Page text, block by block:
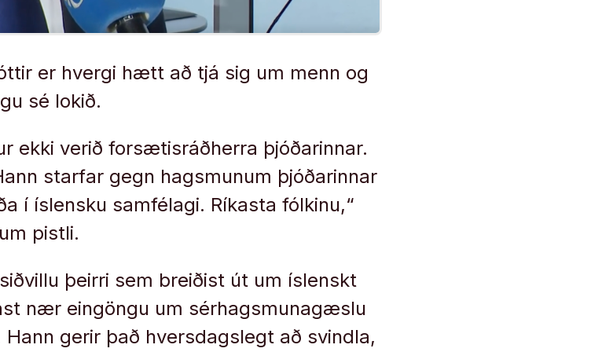
er hvergi hætt að tjá sig um menn og
sé lokið.
ekki verið forsætisráðherra þjóðarinnar.
starfar gegn hagsmunum þjóðarinnar
í íslensku samfélagi. Ríkasta fólkinu,“
pistli.
þeirri sem breiðist út um íslenskt
nær eingöngu um sérhagsmunagæslu
gerir það hversdagslegt að svindla,